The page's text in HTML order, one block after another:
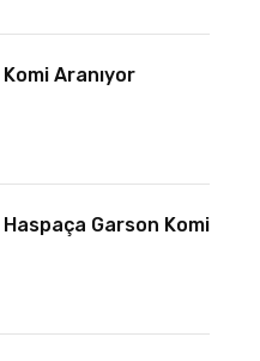
Komi Aranıyor
Haspaça Garson Komi